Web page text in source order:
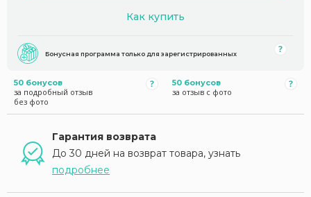
Как купить
Бонусная программа только для зарегистрированных
50 бонусов
за подробный отзыв
без фото
50 бонусов
за отзыв с фото
Гарантия возврата
До 30 дней на возврат товара, узнать
подробнее